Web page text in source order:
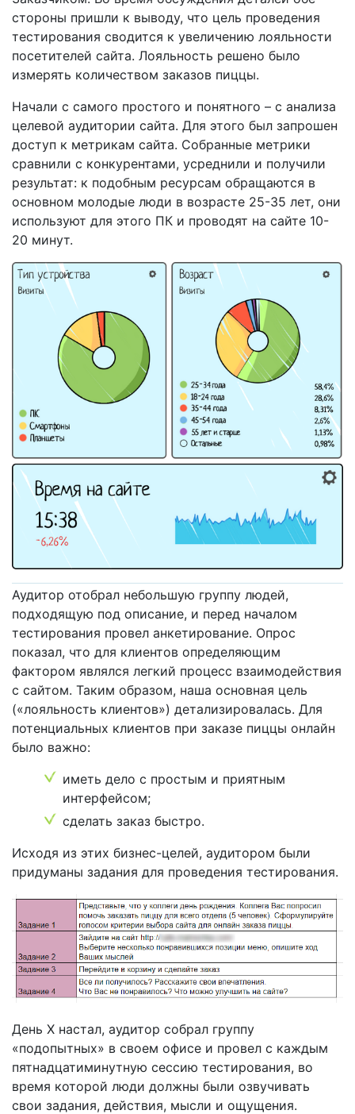
стороны пришли к выводу, что цель проведения
тестирования сводится к увеличению лояльности
посетителей сайта. Лояльность решено было
измерять количеством заказов пиццы.
Начали с самого простого и понятного – с анализа
целевой аудитории сайта. Для этого был запрошен
доступ к метрикам сайта. Собранные метрики
сравнили с конкурентами, усреднили и получили
результат: к подобным ресурсам обращаются в
основном молодые люди в возрасте 25-35 лет, они
используют для этого ПК и проводят на сайте 10-
20 минут.
Аудитор отобрал небольшую группу людей,
подходящую под описание, и перед началом
тестирования провел анкетирование. Опрос
показал, что для клиентов определяющим
фактором являлся легкий процесс взаимодействия
с сайтом. Таким образом, наша основная цель
(«лояльность клиентов») детализировалась. Для
потенциальных клиентов при заказе пиццы онлайн
было важно:
иметь дело с простым и приятным
интерфейсом;
сделать заказ быстро.
Исходя из этих бизнес-целей, аудитором были
придуманы задания для проведения тестирования.
День Х настал, аудитор собрал группу
«подопытных» в своем офисе и провел с каждым
пятнадцатиминутную сессию тестирования, во
время которой люди должны были озвучивать
свои задания, действия, мысли и ощущения.